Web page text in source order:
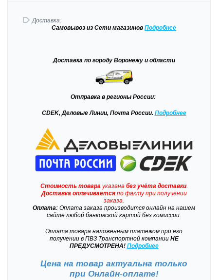
Доставка:
Самовывоз из Сети магазинов Подробнее
Доставка по городу Воронежу и области
Отправка в регионы России:
CDEK, Деловые Линии, Почта России. Подробнее
Стоимость товарауказана без учёта доставки.
Доставкаоплачиваетсяпо факту при получении
заказа.
Оплата: Оплата заказа производится онлайн на нашем
сайте любой банковской картой без комиссии.
Оплата товара наложенным платежом при его
получении в ПВЗ Транспортной компанииНЕ
ПРЕДУСМОТРЕНА! Подробнее
Цена на товар актуальна только
при Онлайн-оплате!